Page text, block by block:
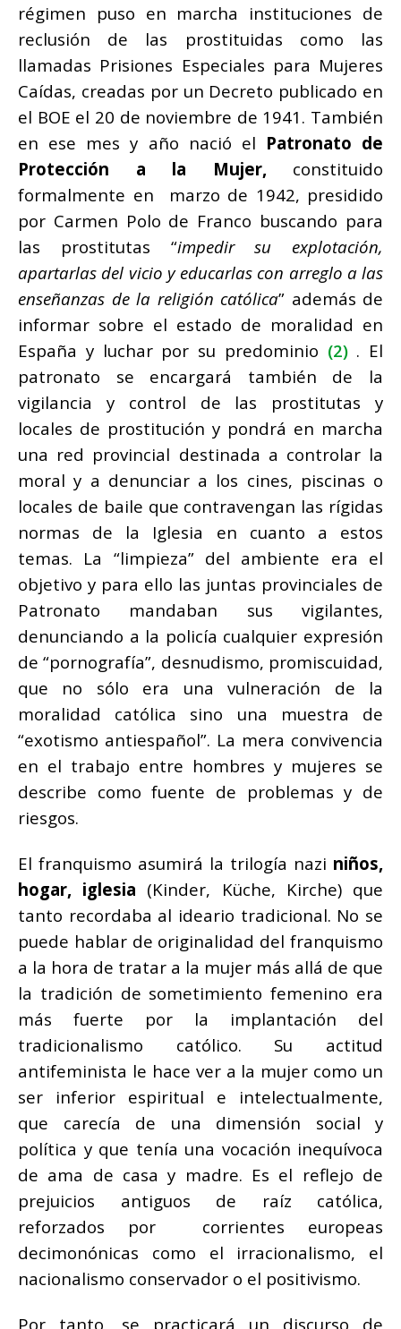
régimen puso en marcha instituciones de
reclusión de las prostituidas como las
llamadas Prisiones Especiales para Mujeres
Caídas, creadas por un Decreto publicado en
el BOE el 20 de noviembre de 1941. También
en ese mes y año nació el Patronato de
Protección a la Mujer, constituido
formalmente en marzo de 1942, presidido
por Carmen Polo de Franco buscando para
las prostitutas “impedir su explotación,
apartarlas del vicio y educarlas con arreglo a las
enseñanzas de la religión católica” además de
informar sobre el estado de moralidad en
España y luchar por su predominio (2). El
patronato se encargará también de la
vigilancia y control de las prostitutas y
locales de prostitución y pondrá en marcha
una red provincial destinada a controlar la
moral y a denunciar a los cines, piscinas o
locales de baile que contravengan las rígidas
normas de la Iglesia en cuanto a estos
temas. La “limpieza” del ambiente era el
objetivo y para ello las juntas provinciales de
Patronato mandaban sus vigilantes,
denunciando a la policía cualquier expresión
de “pornografía”, desnudismo, promiscuidad,
que no sólo era una vulneración de la
moralidad católica sino una muestra de
“exotismo antiespañol”. La mera convivencia
en el trabajo entre hombres y mujeres se
describe como fuente de problemas y de
riesgos.
El franquismo asumirá la trilogía nazi niños,
hogar, iglesia (Kinder, Küche, Kirche) que
tanto recordaba al ideario tradicional. No se
puede hablar de originalidad del franquismo
a la hora de tratar a la mujer más allá de que
la tradición de sometimiento femenino era
más fuerte por la implantación del
tradicionalismo católico. Su actitud
antifeminista le hace ver a la mujer como un
ser inferior espiritual e intelectualmente,
que carecía de una dimensión social y
política y que tenía una vocación inequívoca
de ama de casa y madre. Es el reflejo de
prejuicios antiguos de raíz católica,
reforzados por corrientes europeas
decimonónicas como el irracionalismo, el
nacionalismo conservador o el positivismo.
Por tanto, se practicará un discurso de